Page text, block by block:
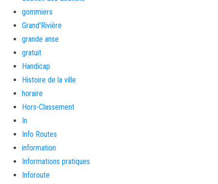
gommiers
Grand'Rivière
grande anse
gratuit
Handicap
Histoire de la ville
horaire
Hors-Classement
In
Info Routes
information
Informations pratiques
Inforoute